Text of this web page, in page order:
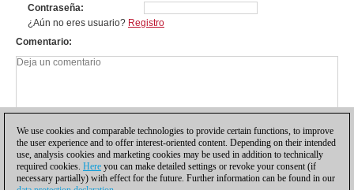
Contraseña
¿Aún no eres usuario? Registro
Comentario
We use cookies and comparable technologies to provide certain functions, to improve
the user experience and to offer interest-oriented content. Depending on their intended
use, analysis cookies and marketing cookies may be used in addition to technically
required cookies. Here you can make detailed settings or revoke your consent (if
necessary partially) with effect for the future. Further information can be found in our